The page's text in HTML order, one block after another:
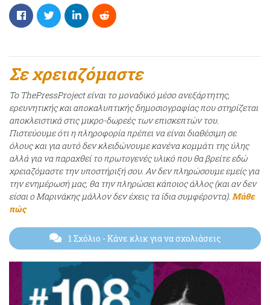
Σε χρειαζόμαστε
Το ThePressProject είναι το μοναδικό μέσο ανεξάρτητης,
ερευνητικής και αποκαλυπτικής δημοσιογραφίας που στηρίζεται
αποκλειστικά στις μικρο-δωρεές των επισκεπτών του.
Πιστεύουμε ότι η πληροφορία πρέπει να είναι διαθέσιμη σε
όλους και για αυτό δεν κλειδώνουμε κανένα κομμάτι της ύλης
αλλά για να παραχθεί το πρωτογενές υλικό που θα βρείτε εδώ
χρειαζόμαστε την υποστήριξή σου. Αν δεν πληρώσουμε εμείς για
την ενημέρωσή μας, θα την πληρώσει κάποιος άλλος (και αν δεν
είσαι ο Μαρινάκης μάλλον δεν έχεις τα ίδια συμφέροντα). Μάθε
πώς
1 Σχόλιο - Κάνε κλικ για να σχολιάσεις